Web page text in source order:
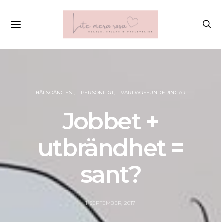
HÄLSOÅNGEST PERSONLIGT VARDAGSFUNDERINGAR
Jobbet +
utbrändhet =
sant?
1 SEPTEMBER, 2017